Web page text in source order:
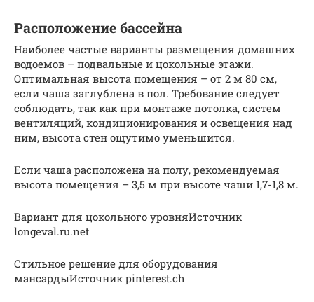
Расположение бассейна
Наиболее частые варианты размещения домашних
водоемов – подвальные и цокольные этажи.
Оптимальная высота помещения – от 2 м 80 см,
если чаша заглублена в пол. Требование следует
соблюдать, так как при монтаже потолка, систем
вентиляций, кондиционирования и освещения над
ним, высота стен ощутимо уменьшится.
Если чаша расположена на полу, рекомендуемая
высота помещения – 3,5 м при высоте чаши 1,7-1,8 м.
Вариант для цокольного уровняИсточник
longeval.ru.net
Стильное решение для оборудования
мансардыИсточник pinterest.ch